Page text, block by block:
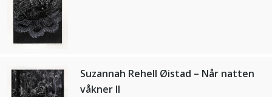
Suzannah Rehell Øistad – Når natten
våkner ll